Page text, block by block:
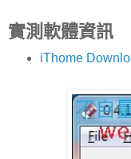
實測軟體資訊
iThome